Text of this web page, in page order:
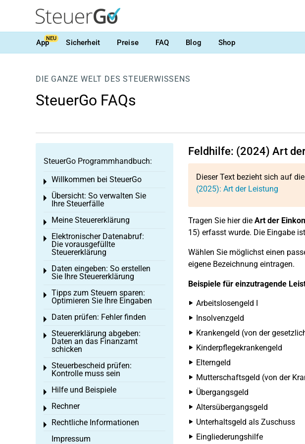
AppNEU Sicherheit Preise FAQ Blog Shop
DIE GANZE WELT DES STEUERWISSENS
SteuerGo FAQs
Feldhilfe: (2024) Art
Dieser Text bezieht sich auf die
(2025): Art der Leistung
Tragen Sie hier die Art der
15) erfasst wurde. Die Eingabe
Wählen Sie möglichst einen
eigene Bezeichnung eintragen.
Beispiele für einzutragende
Arbeitslosengeld I
Insolvenzgeld
Krankengeld (von der
Kinderpflegekrankengeld
Elterngeld
Mutterschaftsgeld (von der
Übergangsgeld
Altersübergangsgeld
Unterhaltsgeld als Zuschuss
Eingliederungshilfe
SteuerGo Programmhandbuch:
Willkommen bei SteuerGo
Toggle menu
Übersicht: So verwalten Sie
Ihre Steuerfälle
Toggle menu
Meine Steuererklärung
Toggle menu
Elektronischer Datenabruf:
Die vorausgefüllte
Steuererklärung
Toggle menu
Daten eingeben: So erstellen
Sie Ihre Steuererklärung
Toggle menu
Tipps zum Steuern sparen:
Optimieren Sie Ihre Eingaben
Toggle menu
Daten prüfen: Fehler finden
Toggle menu
Steuererklärung abgeben:
Daten an das Finanzamt
schicken
Toggle menu
Steuerbescheid prüfen:
Kontrolle muss sein
Toggle menu
Hilfe und Beispiele
Toggle menu
Rechner
Toggle menu
Rechtliche Informationen
Toggle menu
Impressum